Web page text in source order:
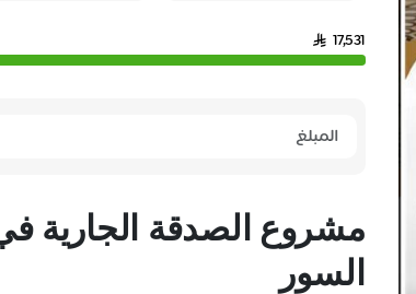
17,531
مشروع الصدقة الجارية في
السور